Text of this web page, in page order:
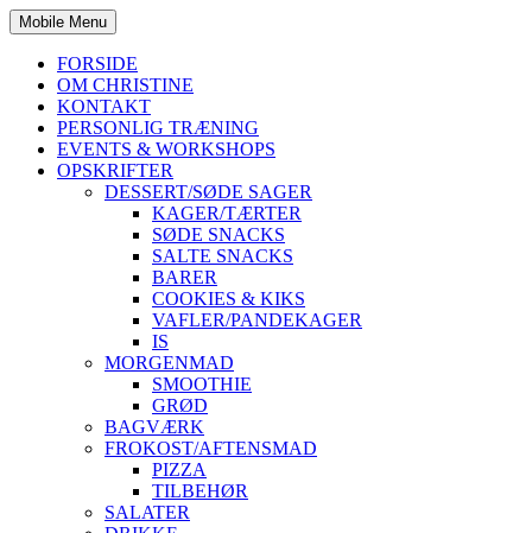
Mobile Menu
FORSIDE
OM CHRISTINE
KONTAKT
PERSONLIG TRÆNING
EVENTS & WORKSHOPS
OPSKRIFTER
DESSERT/SØDE SAGER
KAGER/TÆRTER
SØDE SNACKS
SALTE SNACKS
BARER
COOKIES & KIKS
VAFLER/PANDEKAGER
IS
MORGENMAD
SMOOTHIE
GRØD
BAGVÆRK
FROKOST/AFTENSMAD
PIZZA
TILBEHØR
SALATER